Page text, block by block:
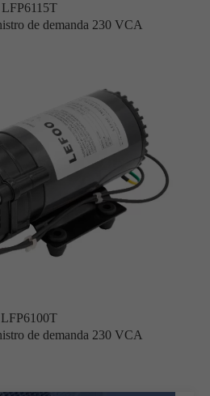
LFP6115T
de demanda 230 VCA
LFP6100T
de demanda 230 VCA